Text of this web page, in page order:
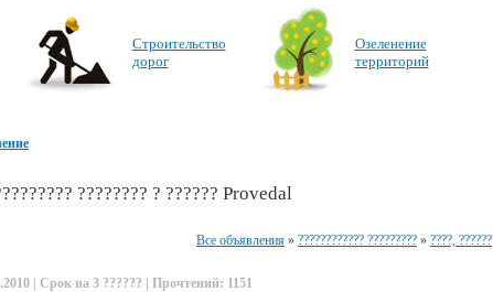
Строительство
дорог
Озеленение
территорий
???????? ? ?????? Provedal
Все объявления » ???????????? ????????? » ????, ??????
| Срок на 3 ?????? | Прочтений: 1151